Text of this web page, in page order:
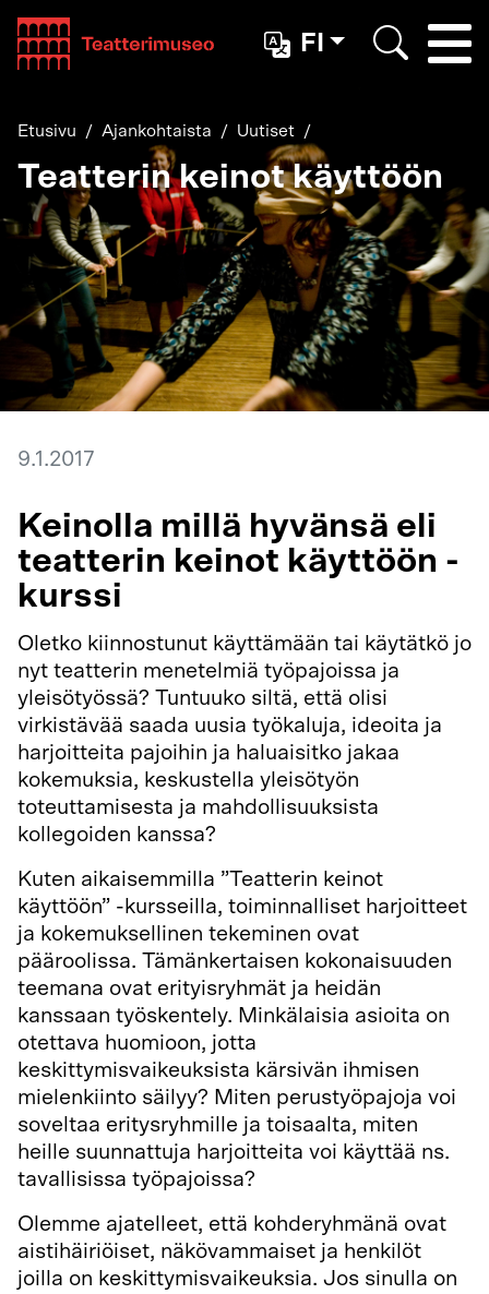
Teatterimuseo
FI
Etusivu Ajankohtaista Uutiset
Teatterin keinot käyttöön
9.1.2017
Keinolla millä hyvänsä eli
teatterin keinot käyttöön -
kurssi
Oletko kiinnostunut käyttämään tai käytätkö jo
nyt teatterin menetelmiä työpajoissa ja
yleisötyössä? Tuntuuko siltä, että olisi
virkistävää saada uusia työkaluja, ideoita ja
harjoitteita pajoihin ja haluaisitko jakaa
kokemuksia, keskustella yleisötyön
toteuttamisesta ja mahdollisuuksista
kollegoiden kanssa?
Kuten aikaisemmilla ”Teatterin keinot
käyttöön” -kursseilla, toiminnalliset harjoitteet
ja kokemuksellinen tekeminen ovat
pääroolissa. Tämänkertaisen kokonaisuuden
teemana ovat erityisryhmät ja heidän
kanssaan työskentely. Minkälaisia asioita on
otettava huomioon, jotta
keskittymisvaikeuksista kärsivän ihmisen
mielenkiinto säilyy? Miten perustyöpajoja voi
soveltaa eritysryhmille ja toisaalta, miten
heille suunnattuja harjoitteita voi käyttää ns.
tavallisissa työpajoissa?
Olemme ajatelleet, että kohderyhmänä ovat
aistihäiriöiset, näkövammaiset ja henkilöt
joilla on keskittymisvaikeuksia. Jos sinulla on